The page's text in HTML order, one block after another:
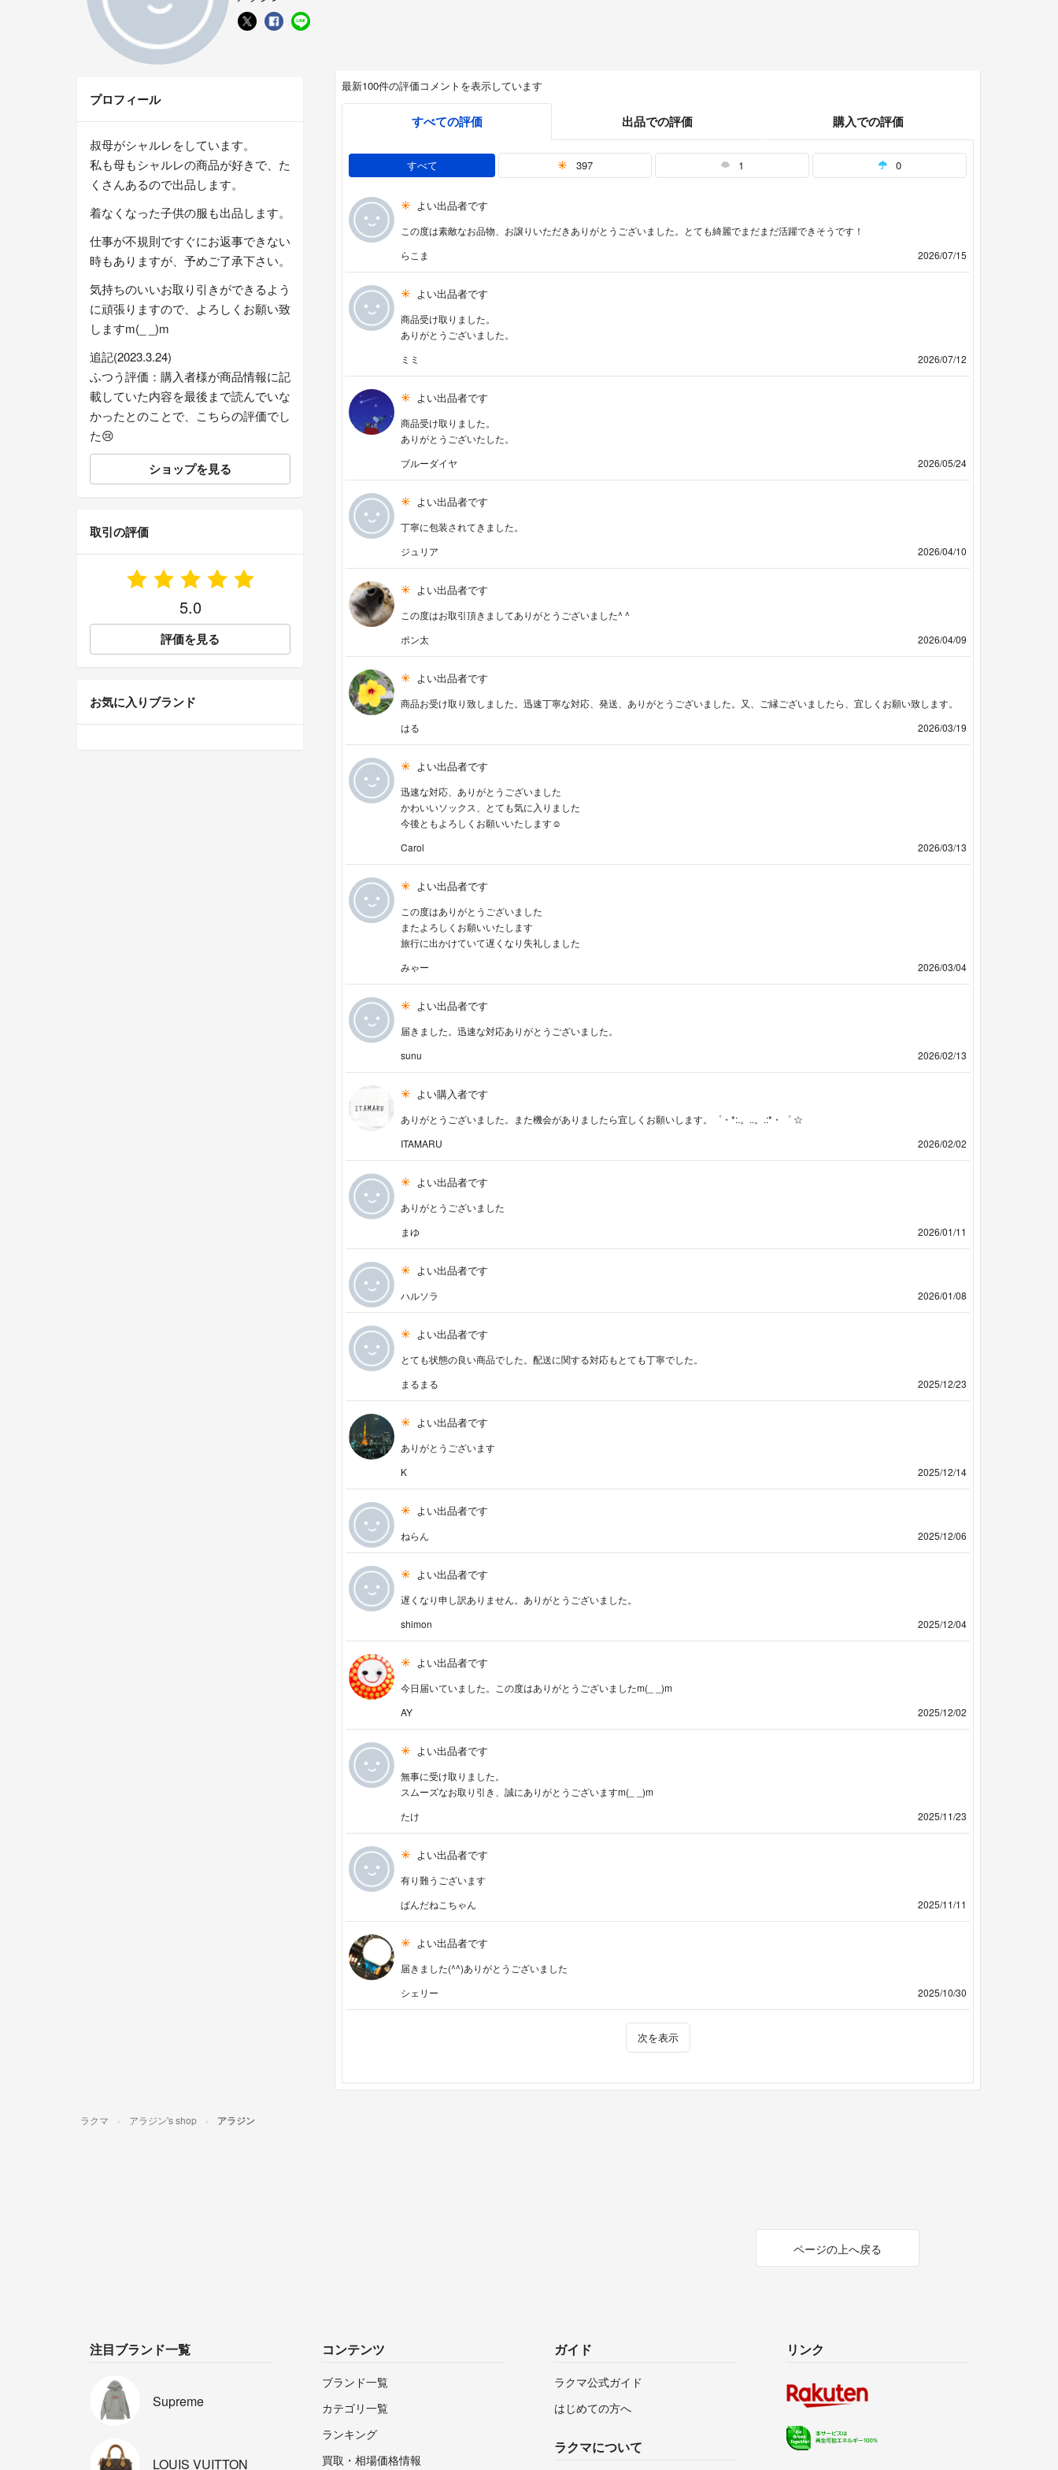
最新100件の評価コメントを表示しています
すべての評価 出品での評価 購入での評価
すべて 397 1 0
よい出品者です
この度は素敵なお品物、お譲りいただきありがとうございました。とても綺麗でまだまだ活躍できそうです！
らこま
2026/07/15
よい出品者です
商品受け取りました。
ありがとうございました。
ミミ
2026/07/12
よい出品者です
商品受け取りました。
ありがとうございたした。
ブルーダイヤ
2026/05/24
よい出品者です
丁寧に包装されてきました。
ジュリア
2026/04/10
よい出品者です
この度はお取引頂きましてありがとうございました^ ^
ポン太
2026/04/09
よい出品者です
商品お受け取り致しました。迅速丁寧な対応、発送、ありがとうございました。又、ご縁ございましたら、宜しくお願い致します。
はる
2026/03/19
よい出品者です
迅速な対応、ありがとうございました
かわいいソックス、とても気に入りました
今後ともよろしくお願いいたします☺️
Carol
2026/03/13
よい出品者です
この度はありがとうございました
またよろしくお願いいたします
旅行に出かけていて遅くなり失礼しました
みゃー
2026/03/04
よい出品者です
届きました。迅速な対応ありがとうございました。
sunu
2026/02/13
よい購入者です
ありがとうございました。また機会がありましたら宜しくお願いします。゜・*:.。..。.:*・゜ ☆
ITAMARU
2026/02/02
よい出品者です
ありがとうございました
まゆ
2026/01/11
よい出品者です
ハルソラ 2026/01/08
よい出品者です
とても状態の良い商品でした。配送に関する対応もとても丁寧でした。
まるまる
2025/12/23
よい出品者です
ありがとうございます
K
2025/12/14
よい出品者です
ねらん 2025/12/06
よい出品者です
遅くなり申し訳ありません。ありがとうございました。
shimon
2025/12/04
よい出品者です
今日届いていました。この度はありがとうございましたm(_ _)m
AY
2025/12/02
よい出品者です
無事に受け取りました。
スムーズなお取り引き、誠にありがとうございますm(_ _)m
たけ
2025/11/23
よい出品者です
有り難うございます
ぱんだねこちゃん
2025/11/11
よい出品者です
届きました(^^)ありがとうございました
シェリー
2025/10/30
次を表示
プロフィール
叔母がシャルレをしています。
私も母もシャルレの商品が好きで、た
くさんあるので出品します。
着なくなった子供の服も出品します。
仕事が不規則ですぐにお返事できない
時もありますが、予めご了承下さい。
気持ちのいいお取り引きができるよう
に頑張りますので、よろしくお願い致
しますm(_ _)m
追記(2023.3.24)
ふつう評価：購入者様が商品情報に記
載していた内容を最後まで読んでいな
かったとのことで、こちらの評価でし
た😢
ショップを見る
取引の評価
5.0
評価を見る
お気に入りブランド
ラクマ アラジン's shop アラジン
ページの上へ戻る
注目ブランド一覧
Supreme
LOUIS VUITTON
コンテンツ
ブランド一覧
カテゴリ一覧
ランキング
買取・相場価格情報
ガイド
ラクマ公式ガイド
はじめての方へ
ラクマについて
リンク